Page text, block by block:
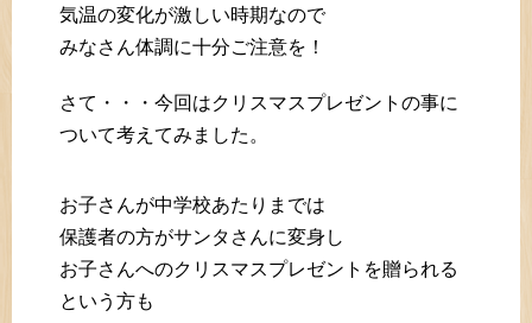
気温の変化が激しい時期なので
みなさん体調に十分ご注意を！
さて・・・今回はクリスマスプレゼントの事に
ついて考えてみました。
お子さんが中学校あたりまでは
保護者の方がサンタさんに変身し
お子さんへのクリスマスプレゼントを贈られる
という方も